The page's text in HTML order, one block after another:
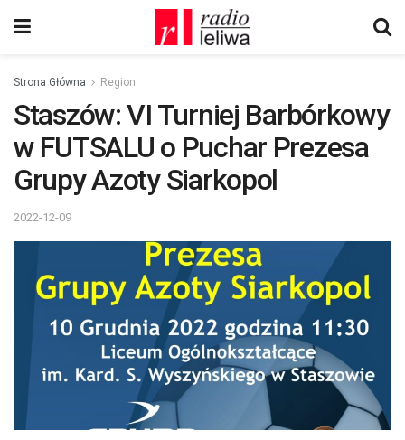
Strona Główna Region
Staszów: VI Turniej Barbórkowy
w FUTSALU o Puchar Prezesa
Grupy Azoty Siarkopol
2022-12-09